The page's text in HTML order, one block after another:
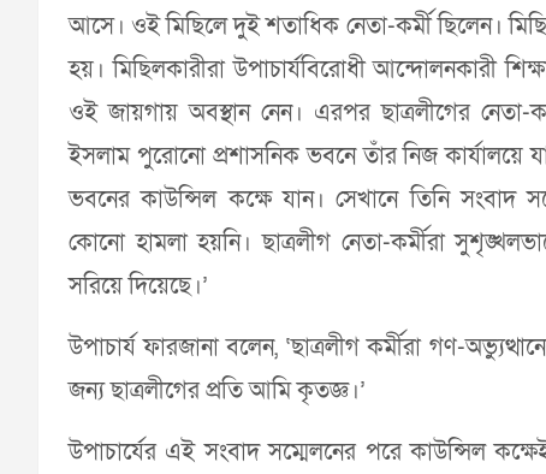
আসে। ওই মিছিলে দুই শতাধিক নেতা-কর্মী ছিলেন।
হয়। মিছিলকারীরা উপাচার্যবিরোধী আন্দোলনকারী
ওই জায়গায় অবস্থান নেন। এরপর ছাত্রলীগের নেতা-
ইসলাম পুরোনো প্রশাসনিক ভবনে তাঁর নিজ কার্যালয়ে
ভবনের কাউন্সিল কক্ষে যান। সেখানে তিনি সংবাদ
কোনো হামলা হয়নি। ছাত্রলীগ নেতা-কর্মীরা
সরিয়ে দিয়েছে।’
উপাচার্য ফারজানা বলেন, ‘ছাত্রলীগ কর্মীরা গণ-
জন্য ছাত্রলীগের প্রতি আমি কৃতজ্ঞ।’
উপাচার্যের এই সংবাদ সম্মেলনের পরে কাউন্সিল